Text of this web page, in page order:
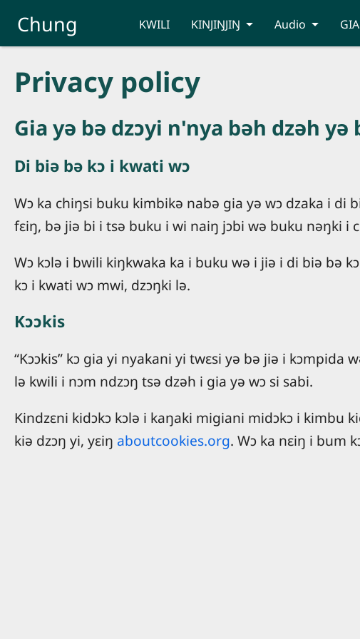
Chung KWILI KINJIŊJIŊ Audio
Privacy policy
Gia yə bə dzɔyi n'nya bəh dzəh
Di biə bə kɔ i kwati wɔ
Wɔ ka chiŋsi buku kimbikə nabə gia yə wɔ dzaka i di
fɛiŋ, bə jiə bi i tsə buku i wi naiŋ jɔbi wə buku nəŋki i
Wɔ kɔlə i bwili kiŋkwaka ka i buku wə i jiə i di biə bə
kɔ i kwati wɔ mwi, dzɔŋki lə.
Kɔɔkis
“Kɔɔkis” kɔ gia yi nyakani yi twɛsi yə bə jiə i
lə kwili i nɔm ndzɔŋ tsə dzəh i gia yə wɔ si sabi.
Kindzɛni kidɔkɔ kɔlə i kaŋaki migiani midɔkɔ i kimbu
kiə dzɔŋ yi, yɛiŋ aboutcookies.org. Wɔ ka nɛiŋ i bum